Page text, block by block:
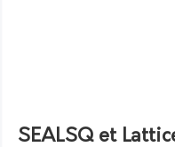
SEALSQ et